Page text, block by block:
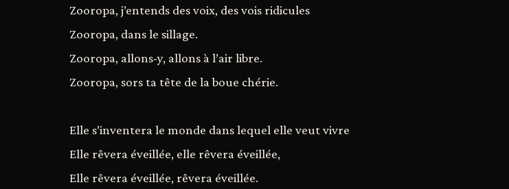
Zooropa, j’entends des voix, des vois ridicules
Zooropa, dans le sillage.
Zooropa, allons-y, allons à l’air libre.
Zooropa, sors ta tête de la boue chérie.
Elle s’inventera le monde dans lequel elle veut vivre
Elle rêvera éveillée, elle rêvera éveillée,
Elle rêvera éveillée, rêvera éveillée.